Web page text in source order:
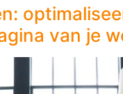
van je